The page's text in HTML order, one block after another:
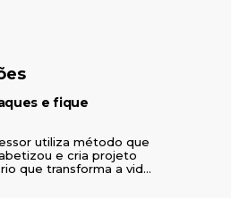
e fique
utiliza método que
e cria projeto
que transforma a vida